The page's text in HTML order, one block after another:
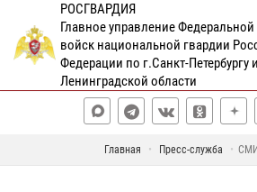
РОСГВАРДИЯ
Главное управление
войск национальной гвардии
Федерации по г.Санкт-Петербургу и
Ленинградской области
Главная Пресс-служба